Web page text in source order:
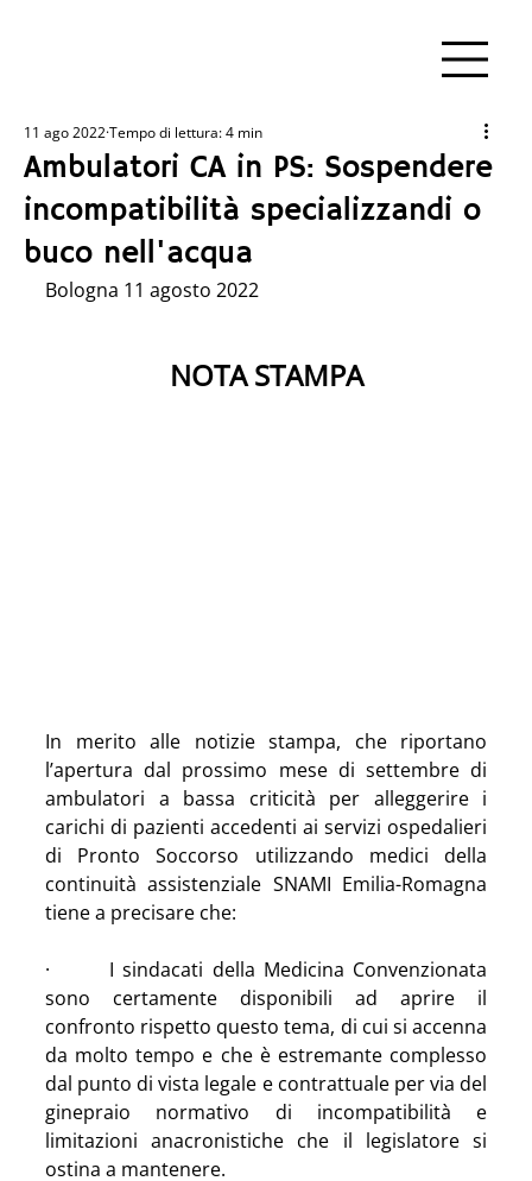
Ambulatori CA in PS: Sospendere
incompatibilità specializzandi o
buco nell'acqua
11 ago 2022Tempo di lettura: 4 min
Bologna 11 agosto 2022
NOTA STAMPA
In merito alle notizie stampa, che riportano
l’apertura dal prossimo mese di settembre di
ambulatori a bassa criticità per alleggerire i
carichi di pazienti accedenti ai servizi ospedalieri
di Pronto Soccorso utilizzando medici della
continuità assistenziale SNAMI Emilia-Romagna
tiene a precisare che:
·       I sindacati della Medicina Convenzionata
sono certamente disponibili ad aprire il
confronto rispetto questo tema, di cui si accenna
da molto tempo e che è estremante complesso
dal punto di vista legale e contrattuale per via del
ginepraio normativo di incompatibilità e
limitazioni anacronistiche che il legislatore si
ostina a mantenere.